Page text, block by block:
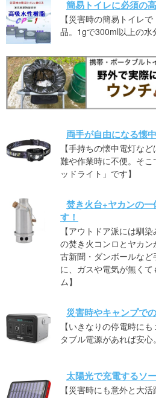
簡易トイレに必須の
【災害時の簡易トイレ
品。1gで300ml以上の水
両手が自由になる懐
【手持ちの懐中電灯な
難や作業時に不便。そ
ッドライト」です】
焚き火台+ヤカンの
す！
【アウトドア派には馴
の焚き火コンロとヤカ
古新聞・ダンボールな
に、ガスや電気が無く
ム】
災害時やキャンプで
【いきなりの停電時に
タブル電源があれば安心
太陽光で充電するソ
【災害時にも意外と大